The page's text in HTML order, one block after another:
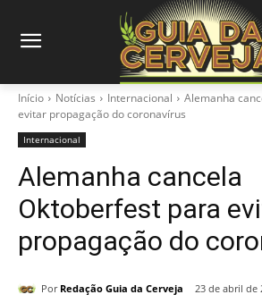
Início Notícias Internacional
Alemanha
evitar propagação do coronavírus
Internacional
Alemanha cancela
Oktoberfest para
propagação do
Por Redação Guia da Cerveja 23 de abril de